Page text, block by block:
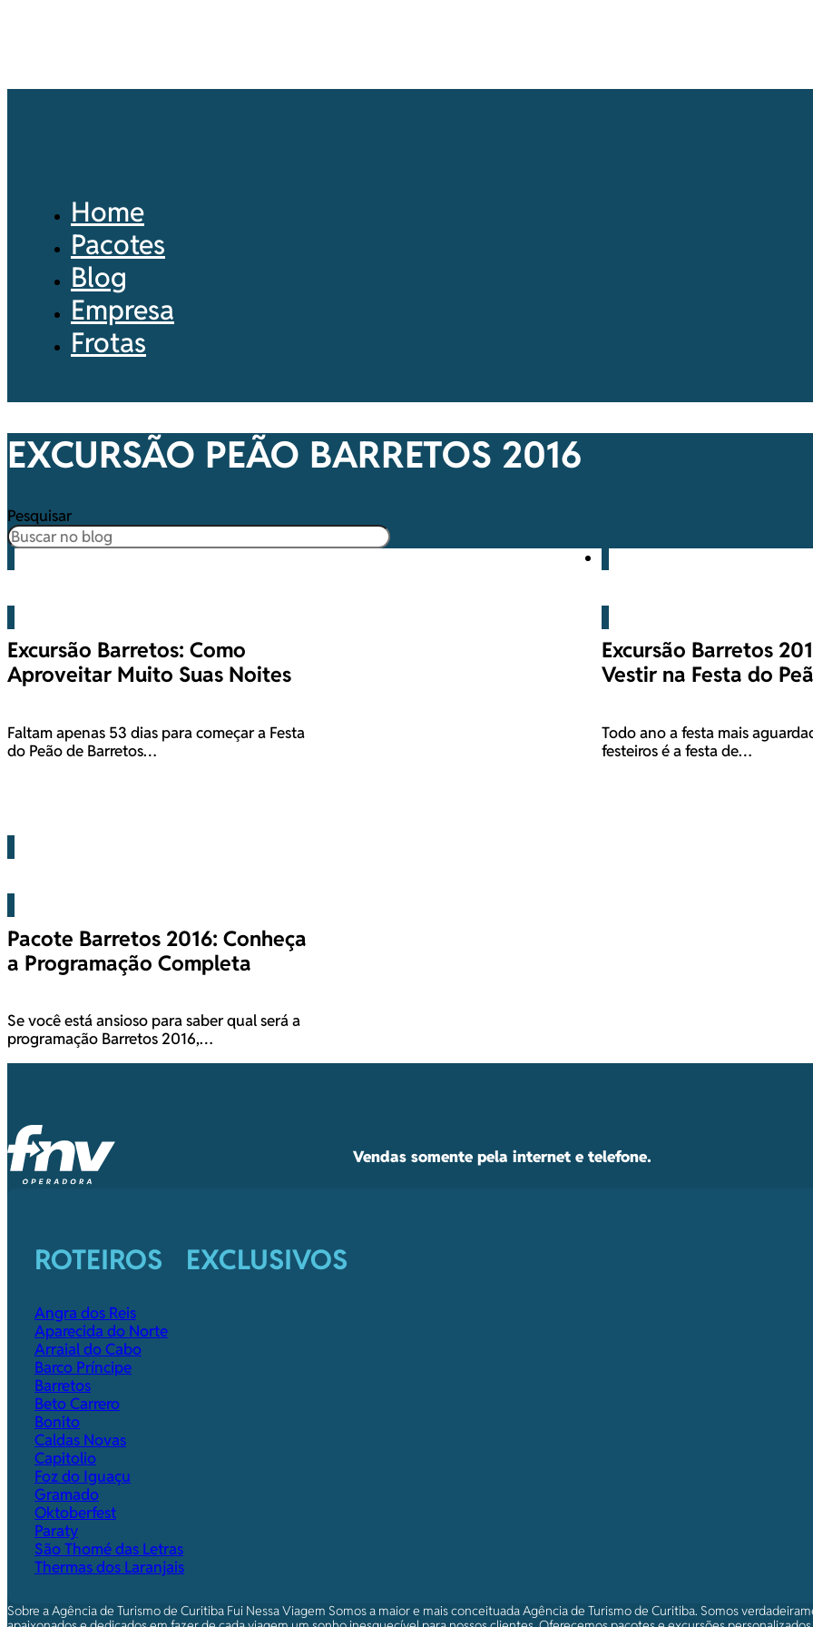
Home
Pacotes
Blog
Empresa
Frotas
EXCURSÃO PEÃO BARRETOS 2016
Pesquisar
Excursão Barretos: Como
Aproveitar Muito Suas Noites
Faltam apenas 53 dias para começar a Festa
do Peão de Barretos…
Excursão Barretos
Vestir na Festa do
Todo ano a festa mais
festeiros é a festa de…
Pacote Barretos 2016: Conheça
a Programação Completa
Se você está ansioso para saber qual será a
programação Barretos 2016,…
Vendas somente pela internet e telefone.
ROTEIROS EXCLUSIVOS
Angra dos Reis
Aparecida do Norte
Arraial do Cabo
Barco Príncipe
Barretos
Beto Carrero
Bonito
Caldas Novas
Capitolio
Foz do Iguaçu
Gramado
Oktoberfest
Paraty
São Thomé das Letras
Thermas dos Laranjais
Sobre a Agência de Turismo de Curitiba Fui Nessa Viagem Somos a maior e mais conceituada Agência de Turismo de Curitiba. Somos